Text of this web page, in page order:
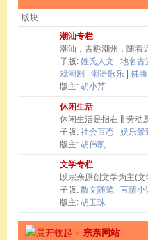
版块
潮汕专栏
潮汕，古称潮州，随着
子版: 姓氏人文 地名古
戏潮剧
潮语歌乐
佛
版主: 胡小芹
休闲生活
休闲生活是指在非劳动
子版: 社会百态 娱乐景
版主: 胡伟凯
文学专栏
以宗亲原创文学为主(
子版: 散文随笔 言情小
版主: 胡玉珠
» 宗亲网站